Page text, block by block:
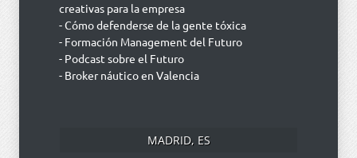
creativas para la empresa
- Cómo defenderse de la gente tóxica
- Formación Management del Futuro
- Podcast sobre el Futuro
- Broker náutico en Valencia
MADRID, ES